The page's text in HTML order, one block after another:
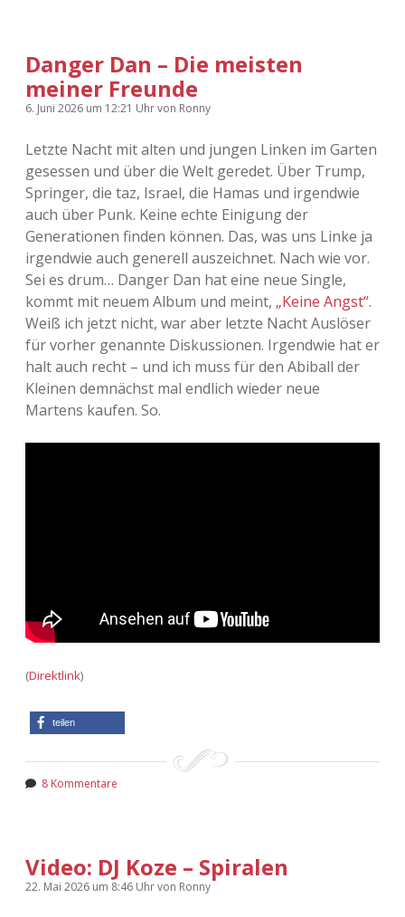
Danger Dan – Die meisten
meiner Freunde
6. Juni 2026 um 12:21 Uhrvon Ronny
Letzte Nacht mit alten und jungen Linken im Garten
gesessen und über die Welt geredet. Über Trump,
Springer, die taz, Israel, die Hamas und irgendwie
auch über Punk. Keine echte Einigung der
Generationen finden können. Das, was uns Linke ja
irgendwie auch generell auszeichnet. Nach wie vor.
Sei es drum… Danger Dan hat eine neue Single,
kommt mit neuem Album und meint, „Keine Angst“.
Weiß ich jetzt nicht, war aber letzte Nacht Auslöser
für vorher genannte Diskussionen. Irgendwie hat er
halt auch recht – und ich muss für den Abiball der
Kleinen demnächst mal endlich wieder neue
Martens kaufen. So.
(Direktlink)
teilen
8 Kommentare
Video: DJ Koze – Spiralen
22. Mai 2026 um 8:46 Uhrvon Ronny